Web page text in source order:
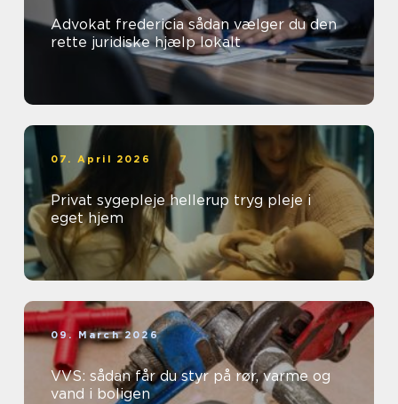
Advokat fredericia sådan vælger du den
rette juridiske hjælp lokalt
07. April 2026
Privat sygepleje hellerup tryg pleje i
eget hjem
09. March 2026
VVS: sådan får du styr på rør, varme og
vand i boligen